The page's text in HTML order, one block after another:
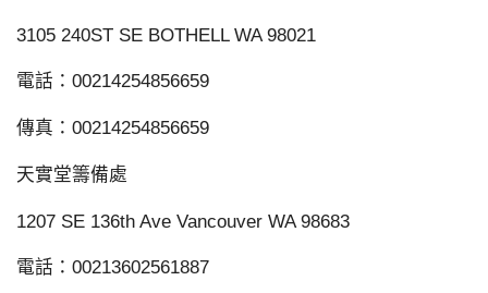
3105 240ST SE BOTHELL WA 98021
電話：00214254856659
傳真：00214254856659
天實堂籌備處
1207 SE 136th Ave Vancouver WA 98683
電話：00213602561887